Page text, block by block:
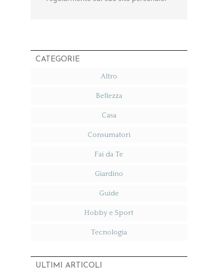
CATEGORIE
Altro
Bellezza
Casa
Consumatori
Fai da Te
Giardino
Guide
Hobby e Sport
Tecnologia
ULTIMI ARTICOLI